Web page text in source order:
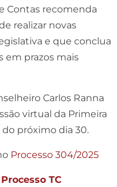
Contas recomenda
realizar novas
e que conclua
em prazos mais
Carlos Ranna
virtual da Primeira
próximo dia 30.
Processo 304/2025
Processo TC